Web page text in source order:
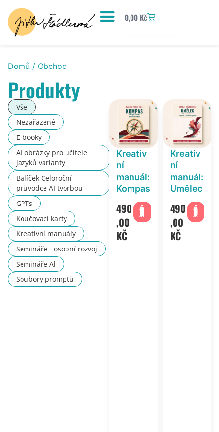
0,00 Kč
Domů / Obchod
Produkty
Nezařazené
E-booky
AI obrázky pro učitele
jazyků varianty
Balíček Celoroční
průvodce AI tvorbou
GPTs
Koučovací karty
Kreativní manuály
Semináře - osobní rozvoj
Semináře Al
Soubory promptů
Vše
Kreativ
ní
manuál:
Kompas
490
,00
KČ
PŘIDAT
Kreativ
ní
manuál:
Umělec
490
,00
KČ
PŘIDAT